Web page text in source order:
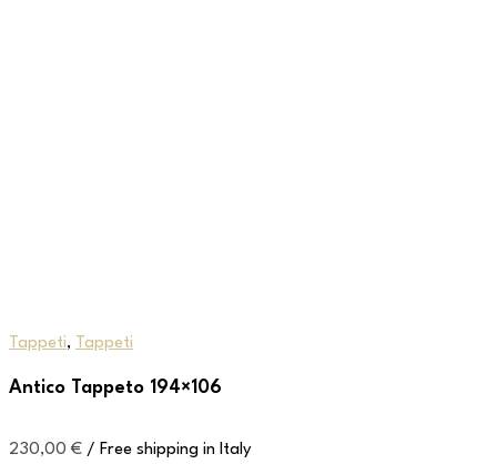
Tappeti, Tappeti
Antico Tappeto 194×106
230,00 € / Free shipping in Italy